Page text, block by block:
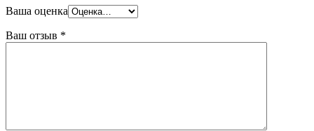
Ваша оценка
Ваш отзыв *